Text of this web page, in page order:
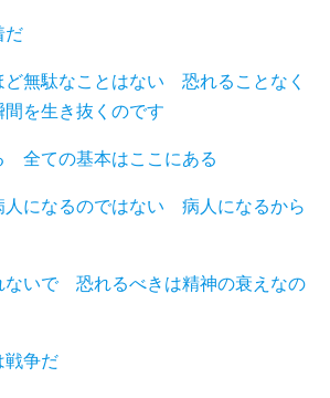
だ
ど無駄なことはない 恐れることなく
を生き抜くのです
全ての基本はここにある
人になるのではない 病人になるから
ないで 恐れるべきは精神の衰えなの
戦争だ